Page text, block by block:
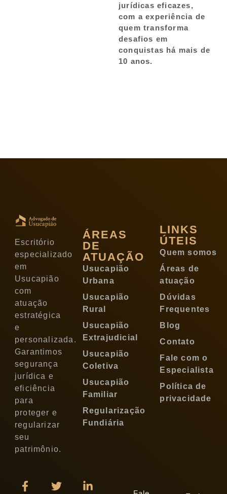
jurídicas eficazes,
com a experiência de
quem transforma
desafios em
conquistas há mais de
10 anos.
Escritório
especializado
em
Usucapião
com
atuação
estratégica
e
personalizada.
Garantimos
segurança
jurídica e
eficiência
para
proteger e
regularizar
seu
patrimônio.
ÁREAS
DE
ATUAÇÃO
Usucapião
Urbana
Usucapião
Rural
Usucapião
Extrajudicial
Usucapião
Coletiva
Usucapião
Familiar
Regularização
Fundiária
LINKS
ÚTEIS
Quem somos
Áreas de
atuação
Dúvidas
Frequentes
Blog
Contato
Fale com o
Especialista
Política de
privacidade